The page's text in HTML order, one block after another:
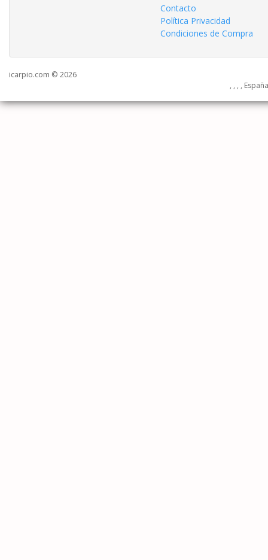
Contacto
Política Privacidad
Condiciones de Compra
icarpio.com © 2026
, , , ,